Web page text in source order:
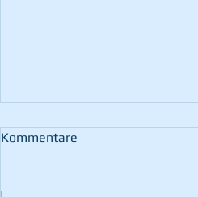
Kommentare